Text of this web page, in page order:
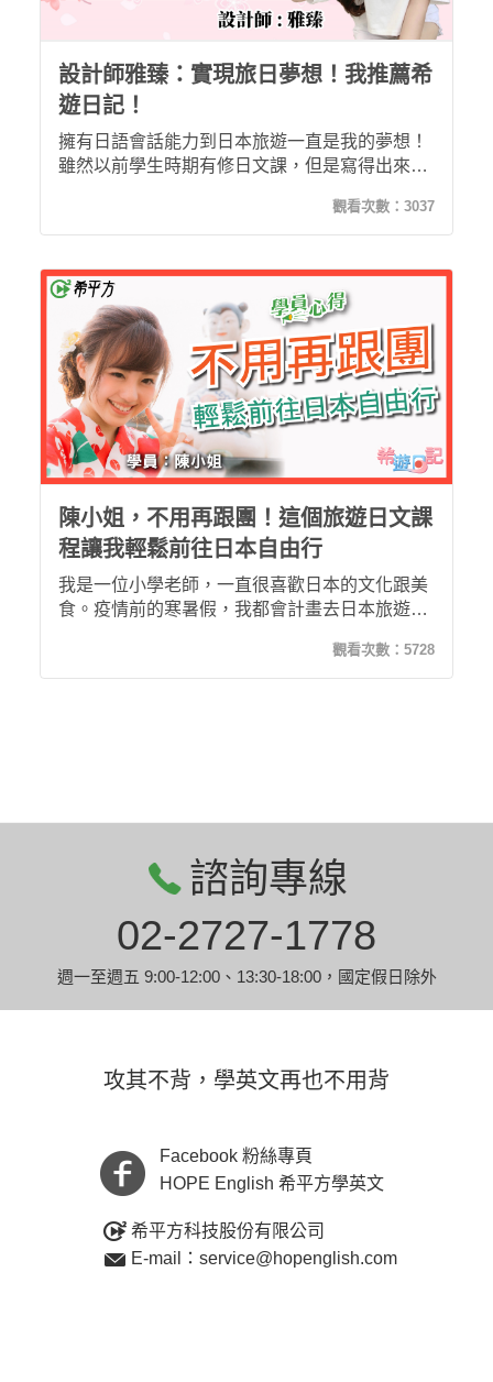
設計師雅臻：實現旅日夢想！我推薦希
遊日記！
擁有日語會話能力到日本旅遊一直是我的夢想！
雖然以前學生時期有修日文課，但是寫得出來講
方的希遊日記～課程設計可以學習到發音、口
說、對話！內容相當的豐富！推薦給想學習日文
觀看次數： 3037
陳小姐，不用再跟團！這個旅遊日文課
程讓我輕鬆前往日本自由行
我是一位小學老師，一直很喜歡日本的文化跟美
食。疫情前的寒暑假，我都會計畫去日本旅遊。
去，從來沒有自由行過。最近，越來越多朋友都
建議我改試看看自由行，便宜又好玩，只要會基
觀看次數： 5728
攻其不背，學英文再也不用背
諮詢專線
02-2727-1778
週一至週五 9:00-12:00、13:30-18:00，國定假日除外
Facebook 粉絲專頁
HOPE English 希平方學英文
希平方科技股份有限公司
E-mail：service@hopenglish.com